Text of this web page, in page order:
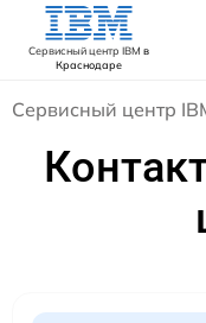
Сервисный центр IBM в
Краснодаре
Сервисный центр